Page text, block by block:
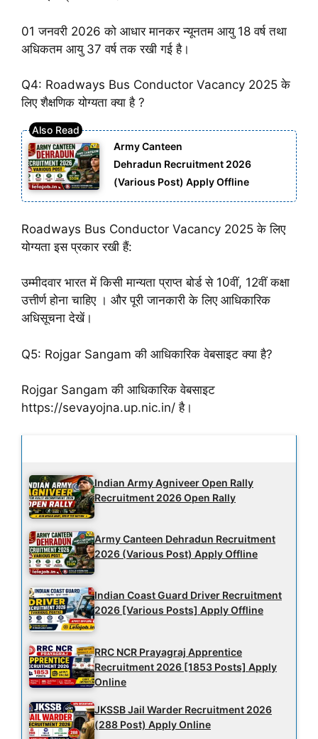
01 जनवरी 2026 को आधार मानकर न्यूनतम आयु 18 वर्ष तथा
अधिकतम आयु 37 वर्ष तक रखी गई है।
Q4: Roadways Bus Conductor Vacancy 2025 के
लिए शैक्षणिक योग्यता क्या है ?
Army Canteen
Dehradun Recruitment 2026
(Various Post) Apply Offline
Roadways Bus Conductor Vacancy 2025 के लिए
योग्यता इस प्रकार रखी हैं:
उम्मीदवार भारत में किसी मान्यता प्राप्त बोर्ड से 10वीं, 12वीं कक्षा
उत्तीर्ण होना चाहिए । और पूरी जानकारी के लिए आधिकारिक
अधिसूचना देखें।
Q5: Rojgar Sangam की आधिकारिक वेबसाइट क्या है?
Rojgar Sangam की आधिकारिक वेबसाइट
https://sevayojna.up.nic.in/ है।
Indian Army Agniveer Open Rally
Recruitment 2026 Open Rally
Army Canteen Dehradun Recruitment
2026 (Various Post) Apply Offline
Indian Coast Guard Driver Recruitment
2026 [Various Posts] Apply Offline
RRC NCR Prayagraj Apprentice
Recruitment 2026 [1853 Posts] Apply
Online
JKSSB Jail Warder Recruitment 2026
(288 Post) Apply Online